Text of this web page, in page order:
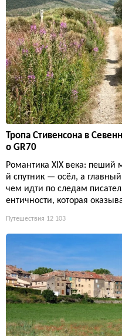
Тропа Стивенсона в
о GR70
Романтика XIX века: пеший
й спутник — осёл, а
чем идти по следам
ентичности, которая
Путешествия 12 103